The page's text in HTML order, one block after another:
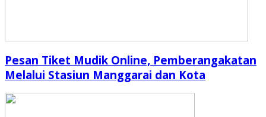
Pesan Tiket Mudik Online, Pemberangakatan
Melalui Stasiun Manggarai dan Kota